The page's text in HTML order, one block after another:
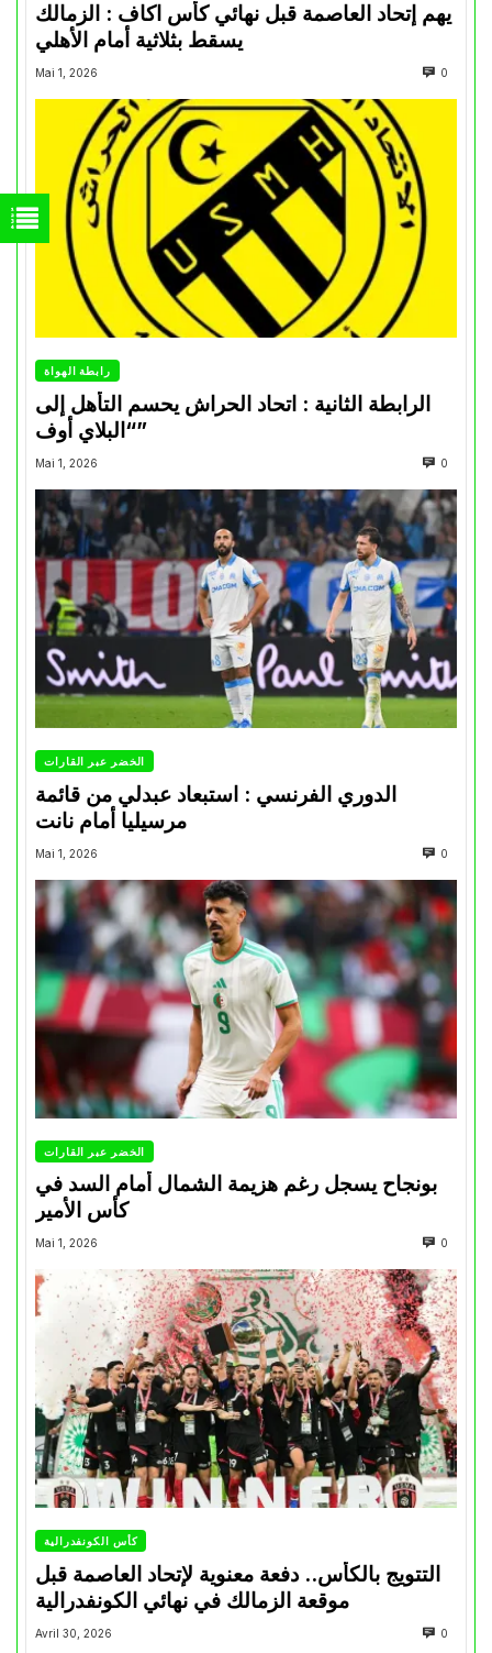
يهم إتحاد العاصمة قبل نهائي كأس اكاف : الزمالك
Mai 1, 2026 0
رابطة الهواة
الرابطة الثانية : اتحاد الحراش يحسم التأهل إلى
“البلاي أوف”
Mai 1, 2026 0
الخضر عبر القارات
الدوري الفرنسي : استبعاد عبدلي من قائمة
مرسيليا أمام نانت
Mai 1, 2026 0
الخضر عبر القارات
بونجاح يسجل رغم هزيمة الشمال أمام السد في
كأس الأمير
Mai 1, 2026 0
كأس الكونفدرالية
التتويج بالكأس.. دفعة معنوية لإتحاد العاصمة قبل
موقعة الزمالك في نهائي الكونفدرالية
Avril 30, 2026 0